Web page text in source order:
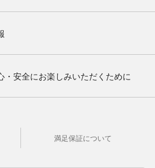
・安全にお楽しみいただくために
満足保証について